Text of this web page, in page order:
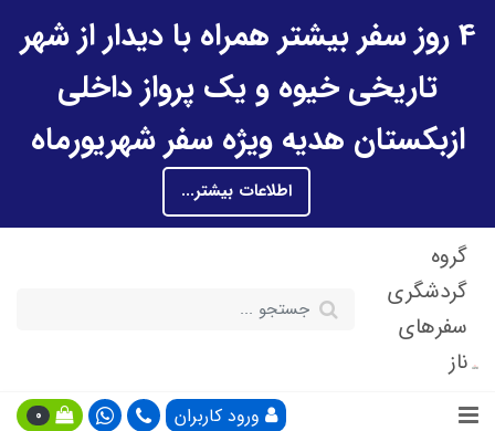
4 روز سفر بیشتر همراه با دیدار از شهر
تاریخی خیوه و یک پرواز داخلی
ازبکستان هدیه ویژه سفر شهریورماه
اطلاعات بیشتر...
گروه
گردشگری
سفرهای
ناز
ورود کاربران 0